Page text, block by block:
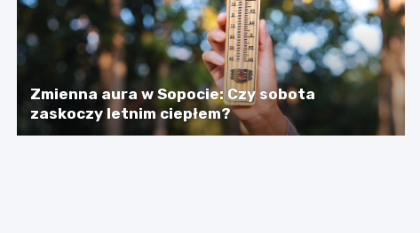
Zmienna aura w Sopocie: Czy sobota
zaskoczy letnim ciepłem?